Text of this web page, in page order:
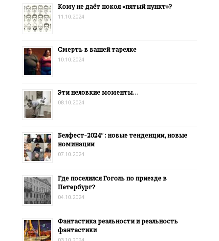
Кому не даёт покоя «пятый пункт»?
11.10.2024
Смерть в вашей тарелке
10.10.2024
Эти неловкие моменты…
08.10.2024
Белфест-2024″: новые тенденции, новые
номинации
07.10.2024
Где поселился Гоголь по приезде в
Петербург?
04.10.2024
Фантастика реальности и реальность
фантастики